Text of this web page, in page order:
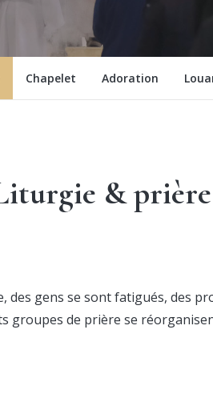
Chapelet Adoration
& prière
des gens se sont fatigués, des
groupes de prière se